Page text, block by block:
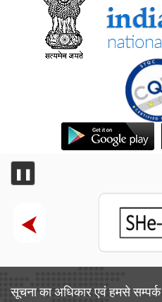
❚❚
सूचना का अधिकार एवं हमसे